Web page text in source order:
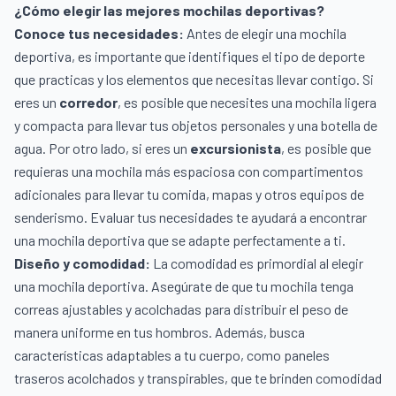
¿Cómo elegir las mejores mochilas deportivas?
Conoce tus necesidades: Antes de elegir una mochila
deportiva, es importante que identifiques el tipo de deporte
que practicas y los elementos que necesitas llevar contigo. Si
eres un corredor, es posible que necesites una mochila ligera
y compacta para llevar tus objetos personales y una botella de
agua. Por otro lado, si eres un excursionista, es posible que
requieras una mochila más espaciosa con compartimentos
adicionales para llevar tu comida, mapas y otros equipos de
senderismo. Evaluar tus necesidades te ayudará a encontrar
una mochila deportiva que se adapte perfectamente a ti.
Diseño y comodidad: La comodidad es primordial al elegir
una mochila deportiva. Asegúrate de que tu mochila tenga
correas ajustables y acolchadas para distribuir el peso de
manera uniforme en tus hombros. Además, busca
características adaptables a tu cuerpo, como paneles
traseros acolchados y transpirables, que te brinden comodidad